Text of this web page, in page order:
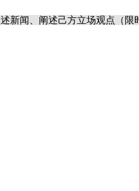
新闻、阐述己方立场观点（限